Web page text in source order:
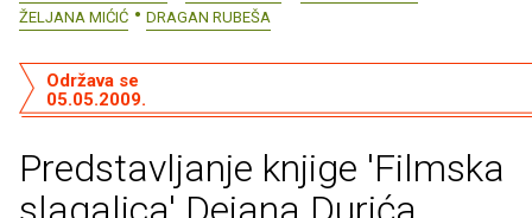
ŽELJANA MIĆIĆ
DRAGAN RUBEŠA
Predstavljanje knjige 'Filmska
Održava se
05.05.2009.